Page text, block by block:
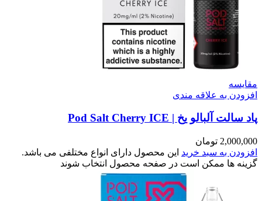
مقایسه
افزودن به علاقه مندی
پاد سالت آلبالو یخ | Pod Salt Cherry ICE
2,000,000 تومان
افزودن به سبد خرید این محصول دارای انواع مختلفی می باشد.
گزینه ها ممکن است در صفحه محصول انتخاب شوند